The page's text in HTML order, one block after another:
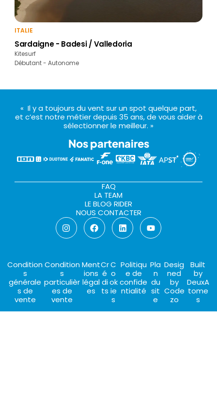
ITALIE
Sardaigne - Badesi / Valledoria
Kitesurf
Débutant - Autonome
« Il y a toujours du vent sur un spot quelque part,
et c’est notre métier depuis 35 ans, de vous aider à
sélectionner le meilleur. »
Nos partenaires
FAQ
LA TEAM
LE BLOG RIDER
NOUS CONTACTER
Condition
s
générale
s de
vente
Condition
s
particulièr
es de
vente
Ment
ions
légal
es
Cr
é
di
ts
C
o
ok
ie
s
Politiqu
e de
confide
ntialité
Pla
n
du
sit
e
Desig
ned
by
Code
zo
Built
by
DeuxA
tome
s